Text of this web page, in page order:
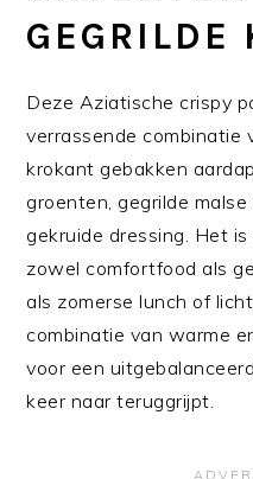
GEGRILDE
Deze Aziatische crispy
verrassende combinatie
krokant gebakken
groenten, gegrilde
gekruide dressing. Het
zowel comfortfood als
als zomerse lunch of
combinatie van warme
voor een
keer naar teruggrijpt.